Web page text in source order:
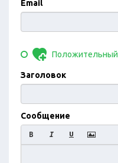
Email
Положительный
Заголовок
Сообщение